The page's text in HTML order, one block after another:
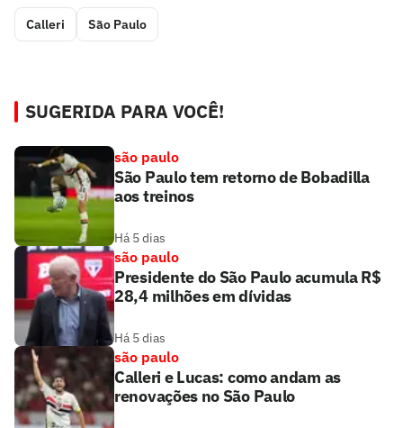
Calleri São Paulo
SUGERIDA PARA VOCÊ!
são paulo
São Paulo tem retorno de Bobadilla
aos treinos
Há 5 dias
são paulo
Presidente do São Paulo acumula R$
28,4 milhões em dívidas
Há 5 dias
são paulo
Calleri e Lucas: como andam as
renovações no São Paulo